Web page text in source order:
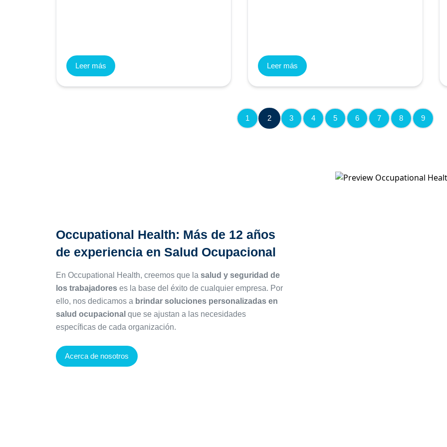
Leer más Leer más
1 2 3 4 5 6 7 8 9
Occupational Health: Más de 12 años
de experiencia en Salud Ocupacional
En Occupational Health, creemos que la salud y seguridad de
los trabajadores es la base del éxito de cualquier empresa. Por
ello, nos dedicamos a brindar soluciones personalizadas en
salud ocupacional que se ajustan a las necesidades
específicas de cada organización.
Acerca de nosotros